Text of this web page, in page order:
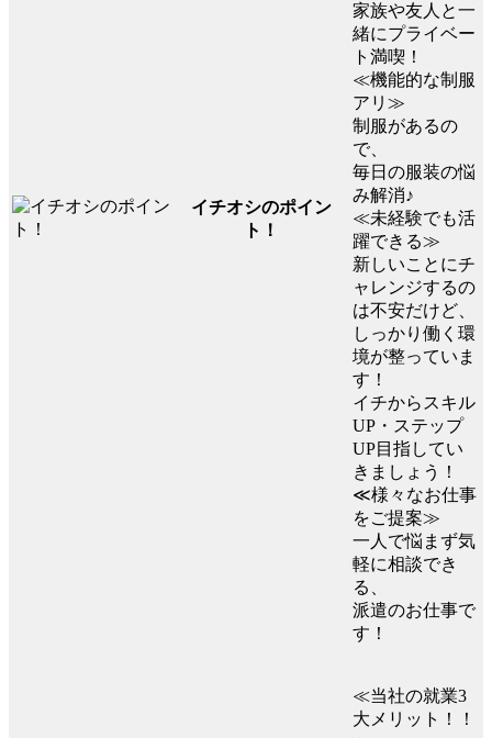
イチオシのポイン
ト！
家族や友人と一
緒にプライベー
ト満喫！
≪機能的な制服
アリ≫
制服があるの
で、
毎日の服装の悩
み解消♪
≪未経験でも活
躍できる≫
新しいことにチ
ャレンジするの
は不安だけど、
しっかり働く環
境が整っていま
す！
イチからスキル
UP・ステップ
UP目指してい
きましょう！
≪様々なお仕事
をご提案≫
一人で悩まず気
軽に相談でき
る、
派遣のお仕事で
す！
≪当社の就業3
大メリット！！